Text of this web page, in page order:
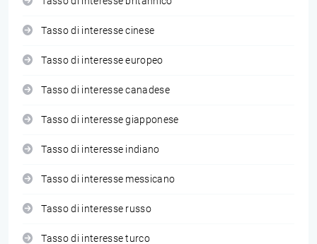
Tasso di interesse cinese
Tasso di interesse europeo
Tasso di interesse canadese
Tasso di interesse giapponese
Tasso di interesse indiano
Tasso di interesse messicano
Tasso di interesse russo
Tasso di interesse turco